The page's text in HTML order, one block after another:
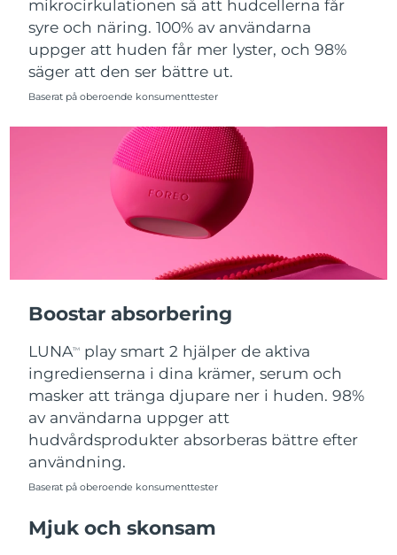
mikrocirkulationen så att hudcellerna får
syre och näring. 100% av användarna
uppger att huden får mer lyster, och 98%
säger att den ser bättre ut.
Baserat på oberoende konsumenttester
Boostar absorbering
LUNATM
play smart 2 hjälper de aktiva
ingredienserna i dina krämer, serum och
masker att tränga djupare ner i huden. 98%
av användarna uppger att
hudvårdsprodukter absorberas bättre efter
användning.
Baserat på oberoende konsumenttester
Mjuk och skonsam
Slovakien Förväntad leverans
Slovenien Förväntad leverans
Förväntad leverans
Förväntad leverans
Förväntad leverans
Thailand Förväntad leverans8/14/26
Turkiet Förväntad leverans
Förenade
Arabemiraten